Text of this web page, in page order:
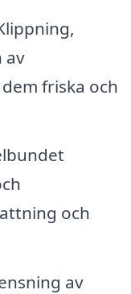
av
friska och
och
av